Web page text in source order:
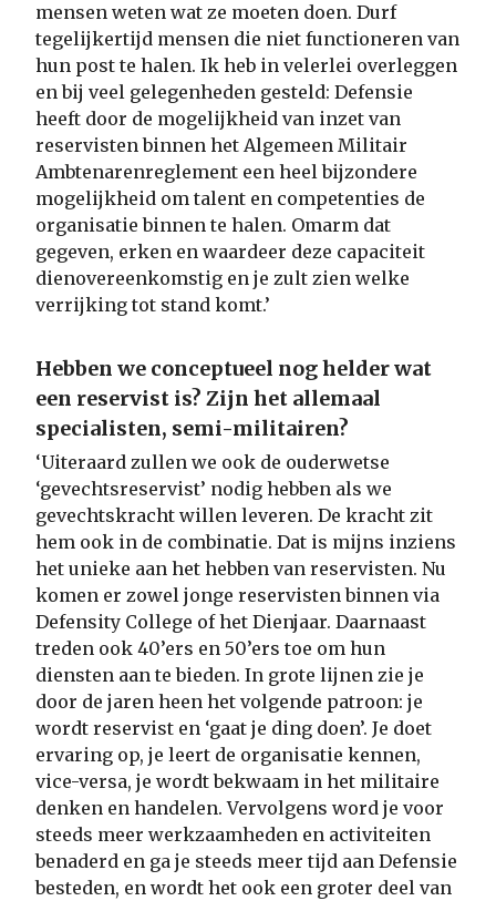
mensen weten wat ze moeten doen. Durf
tegelijkertijd mensen die niet functioneren van
hun post te halen. Ik heb in velerlei overleggen
en bij veel gelegenheden gesteld: Defensie
heeft door de mogelijkheid van inzet van
reservisten binnen het Algemeen Militair
Ambtenarenreglement een heel bijzondere
mogelijkheid om talent en competenties de
organisatie binnen te halen. Omarm dat
gegeven, erken en waardeer deze capaciteit
dienovereenkomstig en je zult zien welke
verrijking tot stand komt.’
Hebben we conceptueel nog helder wat
een reservist is? Zijn het allemaal
specialisten, semi-militairen?
‘Uiteraard zullen we ook de ouderwetse
‘gevechtsreservist’ nodig hebben als we
gevechtskracht willen leveren. De kracht zit
hem ook in de combinatie. Dat is mijns inziens
het unieke aan het hebben van reservisten. Nu
komen er zowel jonge reservisten binnen via
Defensity College of het Dienjaar. Daarnaast
treden ook 40’ers en 50’ers toe om hun
diensten aan te bieden. In grote lijnen zie je
door de jaren heen het volgende patroon: je
wordt reservist en ‘gaat je ding doen’. Je doet
ervaring op, je leert de organisatie kennen,
vice-versa, je wordt bekwaam in het militaire
denken en handelen. Vervolgens word je voor
steeds meer werkzaamheden en activiteiten
benaderd en ga je steeds meer tijd aan Defensie
besteden, en wordt het ook een groter deel van